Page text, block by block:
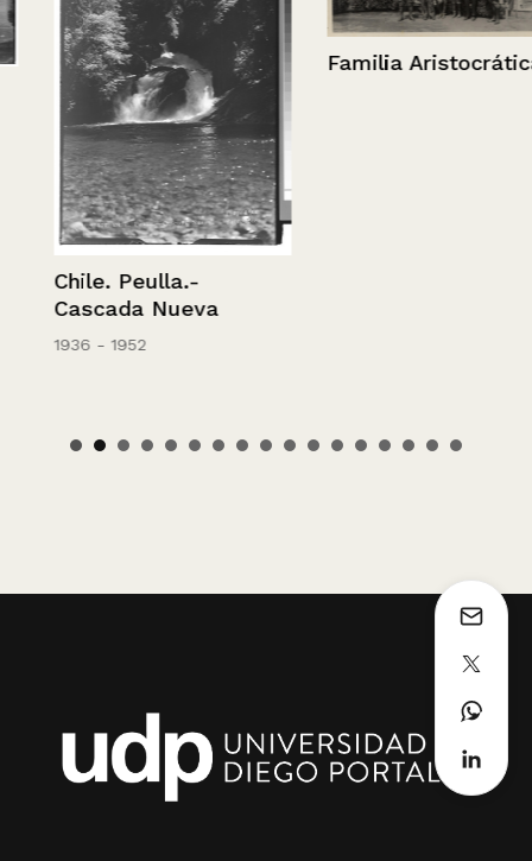
Chile. Peulla.-
Cascada Nueva
1936 - 1952
Familia Aristocrática.